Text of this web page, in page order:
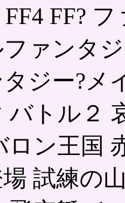
FF?
ァンタ
ジー?メ
バトル２
ロン王国
試練の